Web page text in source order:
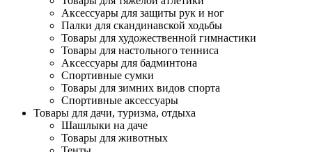
Аксессуары для защиты рук и ног
Палки для скандинавской ходьбы
Товары для художественной гимнастики
Товары для настольного тенниса
Аксессуары для бадминтона
Спортивные сумки
Товары для зимних видов спорта
Спортивные аксессуары
Товары для дачи, туризма, отдыха
Шашлыки на даче
Товары для животных